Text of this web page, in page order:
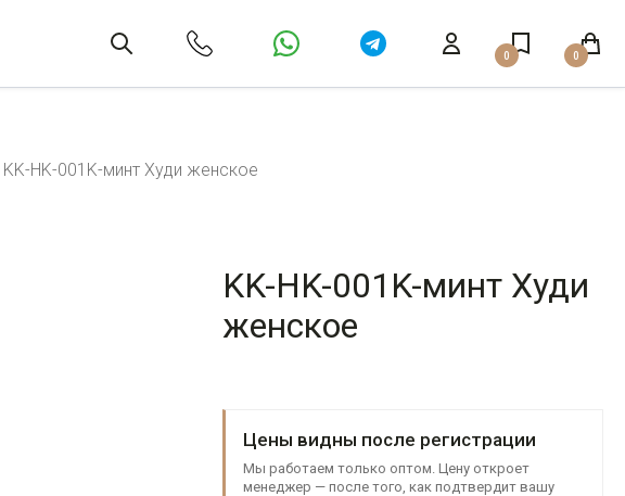
0 0
KK-HK-001K-минт Худи женское
KK-HK-001K-минт Худи
женское
Цены видны после регистрации
Мы работаем только оптом. Цену откроет
менеджер — после того, как подтвердит вашу